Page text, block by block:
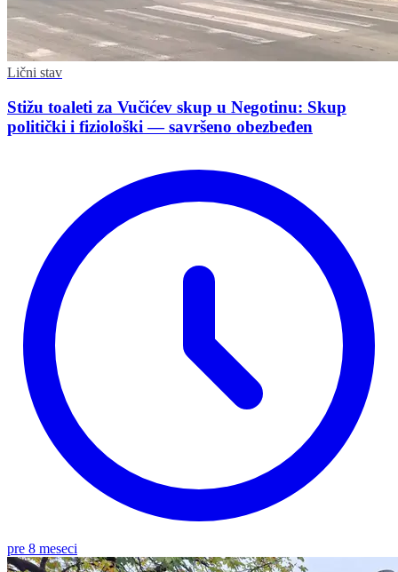
Lični stav
Stižu toaleti za Vučićev skup u Negotinu: Skup
politički i fiziološki — savršeno obezbeđen
pre 8 meseci